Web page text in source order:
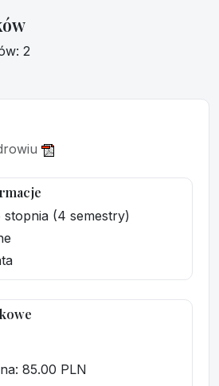
2
stopnia (4 semestry)
: 85.00 PLN